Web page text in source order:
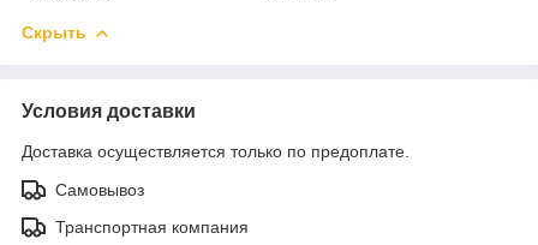
Скрыть
Условия доставки
Доставка осуществляется только по предоплате.
Самовывоз
Транспортная компания